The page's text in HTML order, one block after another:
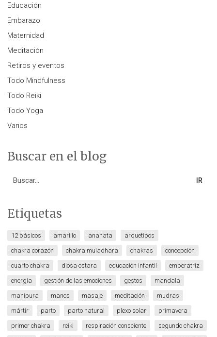
Educación
Embarazo
Maternidad
Meditación
Retiros y eventos
Todo Mindfulness
Todo Reiki
Todo Yoga
Varios
Buscar en el blog
for:
Etiquetas
12 básicos amarillo anahata arquetipos
chakra corazón chakra muladhara chakras concepción
cuarto chakra diosa ostara educación infantil emperatriz
energía gestión de las emociones gestos mandala
manipura manos masaje meditación mudras
mártir parto parto natural plexo solar primavera
primer chakra reiki respiración consciente segundo chakra